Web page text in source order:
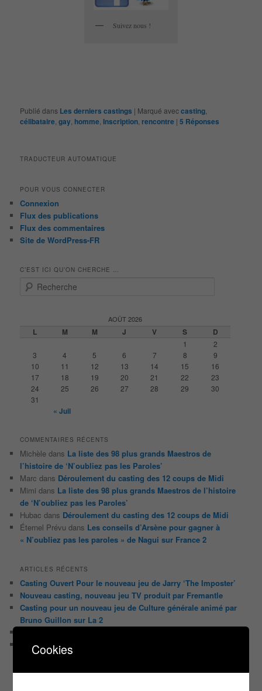
Suivez nous !
Publié dans Les derniers castings | Marqué aveccasting
célibataire ,gay homme Inscription rencontre |5 Réponses
TRADUCTEUR AUTOMATIQUE
POUR VOUS CONNECTER
Connexion
Flux des publications
Flux des commentaires
Site de WordPress-FR
C’EST ICI QU’ON CHERCHE …
AOÛT 2026
L M M J V S D
1
2
3
4 5 6 7 8
9
10
11 12 13 14 15
16
17
18 19 20 21 22
23
24
25 26 27 28 29
30
31
« Juil
COMMENTAIRES RÉCENTS
Michèle dans La liste des 98 plus grands Maestros de
l’histoire de ‘N’oubliez pas les Paroles’
Marc dans Déroulement du casting des 12 coups de Midi
Mimi dans La liste des 98 plus grands Maestros de l’histoire
de ‘N’oubliez pas les Paroles’
Hubac dans Déroulement du casting des 12 coups de Midi
Éternel Prévu dans Les conseils d’Arsène pour gagner à
« N’oubliez pas les paroles » de Nagui sur France 2
ARTICLES RÉCENTS
Casting Ouvert Pour le nouveau jeu de Jarry ‘The Imposter’
Nouveau casting, nouveau jeu TV produit par Fremantle
Casting pour un nouveau jeu de Culture générale animé par
Bruno Guillon sur La 2
Participez en binôme à un nouveau JEU MUSICAL et tentez
de remporter 10 000 EUROS
Cookies